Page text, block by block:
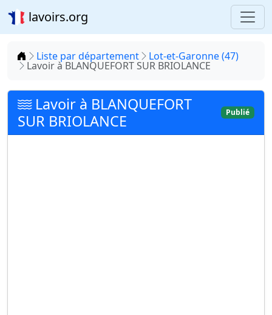
lavoirs.org
Accueil
Liste par département Lot-et-Garonne (47)
Lavoir à BLANQUEFORT SUR BRIOLANCE
Lavoir à BLANQUEFORT
SUR BRIOLANCE
Publié